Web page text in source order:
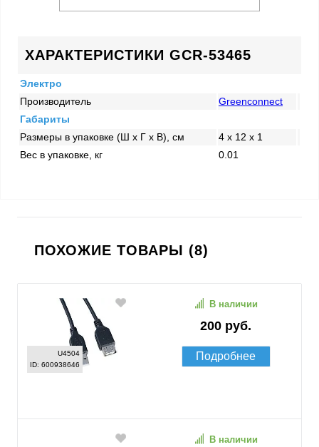
ХАРАКТЕРИСТИКИ GCR-53465
Электро
Производитель
Greenconnect
Габариты
Размеры в упаковке (Ш x Г x В), см
4 x 12 x 1
Вес в упаковке, кг
0.01
ПОХОЖИЕ ТОВАРЫ (8)
U4504
ID: 600938646
200 руб.
В наличии
Подробнее
В наличии